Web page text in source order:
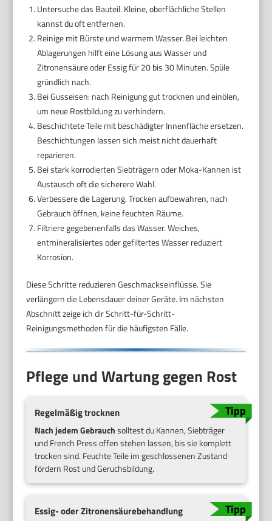
Untersuche das Bauteil. Kleine, oberflächliche Stellen
kannst du oft entfernen.
Reinige mit Bürste und warmem Wasser. Bei leichten
Ablagerungen hilft eine Lösung aus Wasser und
Zitronensäure oder Essig für 20 bis 30 Minuten. Spüle
gründlich nach.
Bei Gusseisen: nach Reinigung gut trocknen und einölen,
um neue Rostbildung zu verhindern.
Beschichtete Teile mit beschädigter Innenfläche ersetzen.
Beschichtungen lassen sich meist nicht dauerhaft
reparieren.
Bei stark korrodierten Siebträgern oder Moka-Kannen ist
Austausch oft die sicherere Wahl.
Verbessere die Lagerung. Trocken aufbewahren, nach
Gebrauch öffnen, keine feuchten Räume.
Filtriere gegebenenfalls das Wasser. Weiches,
entmineralisiertes oder gefiltertes Wasser reduziert
Korrosion.
Diese Schritte reduzieren Geschmackseinflüsse. Sie
verlängern die Lebensdauer deiner Geräte. Im nächsten
Abschnitt zeige ich dir Schritt-für-Schritt-
Reinigungsmethoden für die häufigsten Fälle.
Pflege und Wartung gegen Rost
Regelmäßig trocknen
Nach jedem Gebrauchsolltest du Kannen, Siebträger
und French Press offen stehen lassen, bis sie komplett
trocken sind. Feuchte Teile im geschlossenen Zustand
fördern Rost und Geruchsbildung.
Essig- oder Zitronensäurebehandlung